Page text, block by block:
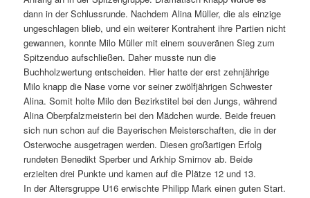
dann in der Schlussrunde. Nachdem Alina Müller, die als einzige
ungeschlagen blieb, und ein weiterer Kontrahent ihre Partien nicht
gewannen, konnte Milo Müller mit einem souveränen Sieg zum
Spitzenduo aufschließen. Daher musste nun die
Buchholzwertung entscheiden. Hier hatte der erst zehnjährige
Milo knapp die Nase vorne vor seiner zwölfjährigen Schwester
Alina. Somit holte Milo den Bezirkstitel bei den Jungs, während
Alina Oberpfalzmeisterin bei den Mädchen wurde. Beide freuen
sich nun schon auf die Bayerischen Meisterschaften, die in der
Osterwoche ausgetragen werden. Diesen großartigen Erfolg
rundeten Benedikt Sperber und Arkhip Smirnov ab. Beide
erzielten drei Punkte und kamen auf die Plätze 12 und 13.
In der Altersgruppe U16 erwischte Philipp Mark einen guten Start.